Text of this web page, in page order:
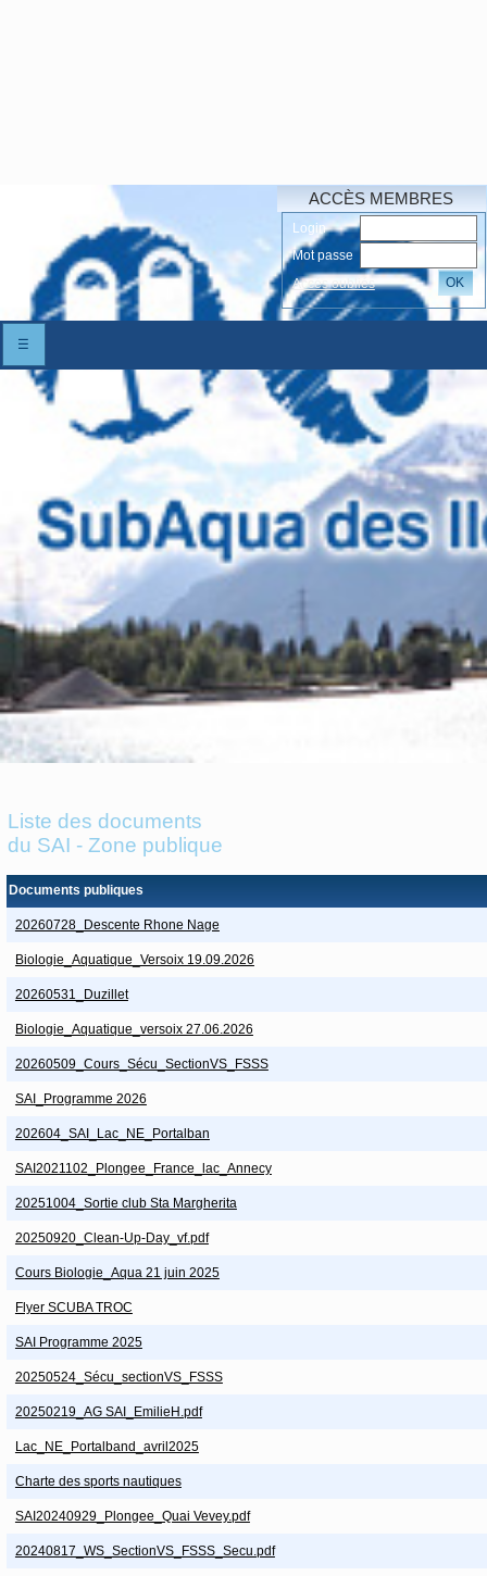
ACCÈS MEMBRES
Login
Mot passe
Accés oubliés
OK
☰
Liste des documents
du SAI - Zone publique
Documents publiques
20260728_Descente Rhone Nage
Biologie_Aquatique_Versoix 19.09.2026
20260531_Duzillet
Biologie_Aquatique_versoix 27.06.2026
20260509_Cours_Sécu_SectionVS_FSSS
SAI_Programme 2026
202604_SAI_Lac_NE_Portalban
SAI2021102_Plongee_France_lac_Annecy
20251004_Sortie club Sta Margherita
20250920_Clean-Up-Day_vf.pdf
Cours Biologie_Aqua 21 juin 2025
Flyer SCUBA TROC
SAI Programme 2025
20250524_Sécu_sectionVS_FSSS
20250219_AG SAI_EmilieH.pdf
Lac_NE_Portalband_avril2025
Charte des sports nautiques
SAI20240929_Plongee_Quai Vevey.pdf
20240817_WS_SectionVS_FSSS_Secu.pdf